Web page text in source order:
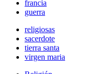
francia
guerra
religiosas
sacerdote
tierra santa
virgen maria